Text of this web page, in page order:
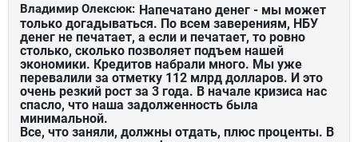
Владимир Олексюк: Напечатано денег - мы может
только догадываться. По всем заверениям, НБУ
денег не печатает, а если и печатает, то ровно
столько, сколько позволяет подъем нашей
экономики. Кредитов набрали много. Мы уже
перевалили за отметку 112 млрд долларов. И это
очень резкий рост за 3 года. В начале кризиса нас
спасло, что наша задолженность была
минимальной.
Все, что заняли, должны отдать, плюс проценты. В